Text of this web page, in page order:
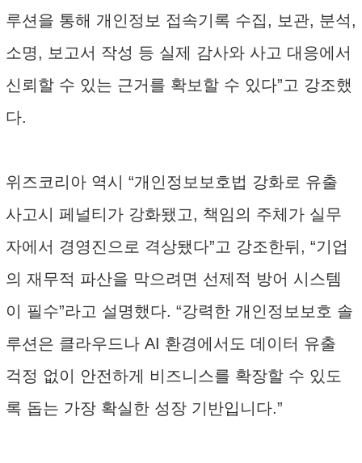
루션을 통해 개인정보 접속기록 수집, 보관, 분석,
소명, 보고서 작성 등 실제 감사와 사고 대응에서
신뢰할 수 있는 근거를 확보할 수 있다”고 강조했
다.
위즈코리아 역시 “개인정보보호법 강화로 유출
사고시 페널티가 강화됐고, 책임의 주체가 실무
자에서 경영진으로 격상됐다”고 강조한뒤, “기업
의 재무적 파산을 막으려면 선제적 방어 시스템
이 필수”라고 설명했다. “강력한 개인정보보호 솔
루션은 클라우드나 AI 환경에서도 데이터 유출
걱정 없이 안전하게 비즈니스를 확장할 수 있도
록 돕는 가장 확실한 성장 기반입니다.”